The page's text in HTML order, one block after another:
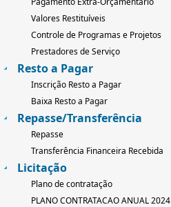
Valores Restituíveis
Controle de Programas e Projetos
Prestadores de Serviço
Resto a Pagar
Inscrição Resto a Pagar
Baixa Resto a Pagar
Repasse/Transferência
Repasse
Transferência Financeira Recebida
Licitação
Plano de contratação
PLANO CONTRATACAO ANUAL 2024